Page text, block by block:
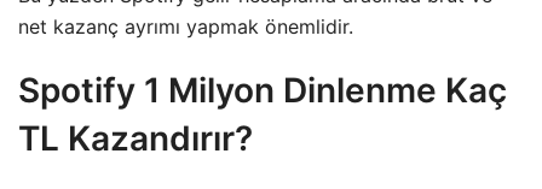
net kazanç ayrımı yapmak önemlidir.
Spotify 1 Milyon Dinlenme Kaç
TL Kazandırır?